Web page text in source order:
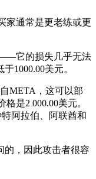
家通常是更老练或更
它的损失几乎无法
1000.00美元。
META，这可以部
是2 000.00美元。
阿拉伯、阿联酋和
的，因此攻击者很容